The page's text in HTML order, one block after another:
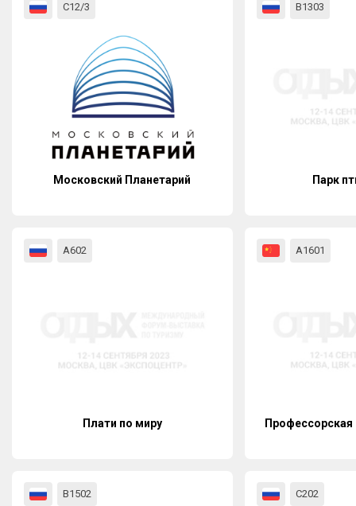
С12/3
Московский Планетарий
B1303
Парк
А602
Плати по миру
А1601
В1502 С202